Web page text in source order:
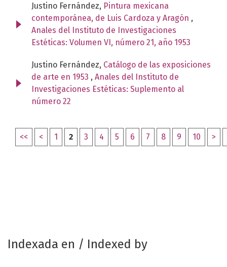
Justino Fernández, Pintura mexicana
contemporánea, de Luis Cardoza y Aragón ,
Anales del Instituto de Investigaciones
Estéticas: Volumen VI, número 21, año 1953
Justino Fernández, Catálogo de las exposiciones
de arte en 1953 , Anales del Instituto de
Investigaciones Estéticas: Suplemento al
número 22
<< < 1 2 3 4 5 6 7 8 9 10 >
Indexada en / Indexed by